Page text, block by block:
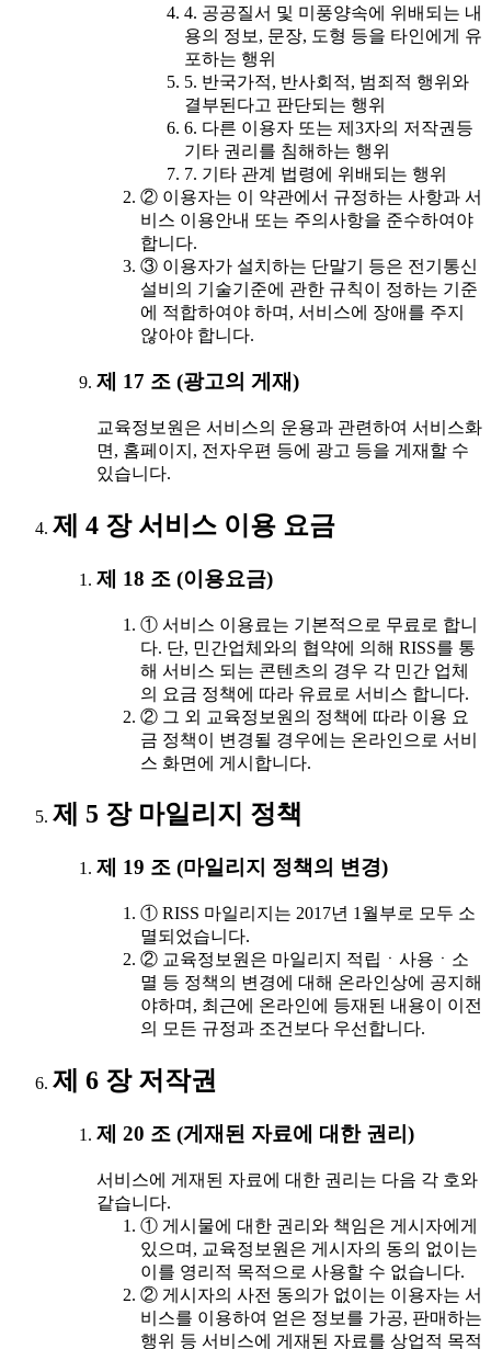
4. 공공질서 및 미풍양속에 위배되는 내
용의 정보, 문장, 도형 등을 타인에게 유
포하는 행위
5. 반국가적, 반사회적, 범죄적 행위와
결부된다고 판단되는 행위
6. 다른 이용자 또는 제3자의 저작권등
기타 권리를 침해하는 행위
7. 기타 관계 법령에 위배되는 행위
② 이용자는 이 약관에서 규정하는 사항과 서
비스 이용안내 또는 주의사항을 준수하여야
합니다.
③ 이용자가 설치하는 단말기 등은 전기통신
설비의 기술기준에 관한 규칙이 정하는 기준
에 적합하여야 하며, 서비스에 장애를 주지
않아야 합니다.
제 17 조 (광고의 게재)
교육정보원은 서비스의 운용과 관련하여 서비스화
면, 홈페이지, 전자우편 등에 광고 등을 게재할 수
있습니다.
제 4 장 서비스 이용 요금
제 18 조 (이용요금)
① 서비스 이용료는 기본적으로 무료로 합니
다. 단, 민간업체와의 협약에 의해 RISS를 통
해 서비스 되는 콘텐츠의 경우 각 민간 업체
의 요금 정책에 따라 유료로 서비스 합니다.
② 그 외 교육정보원의 정책에 따라 이용 요
금 정책이 변경될 경우에는 온라인으로 서비
스 화면에 게시합니다.
제 5 장 마일리지 정책
제 19 조 (마일리지 정책의 변경)
① RISS 마일리지는 2017년 1월부로 모두 소
멸되었습니다.
② 교육정보원은 마일리지 적립ㆍ사용ㆍ소
멸 등 정책의 변경에 대해 온라인상에 공지해
야하며, 최근에 온라인에 등재된 내용이 이전
의 모든 규정과 조건보다 우선합니다.
제 6 장 저작권
제 20 조 (게재된 자료에 대한 권리)
서비스에 게재된 자료에 대한 권리는 다음 각 호와
같습니다.
① 게시물에 대한 권리와 책임은 게시자에게
있으며, 교육정보원은 게시자의 동의 없이는
이를 영리적 목적으로 사용할 수 없습니다.
② 게시자의 사전 동의가 없이는 이용자는 서
비스를 이용하여 얻은 정보를 가공, 판매하는
행위 등 서비스에 게재된 자료를 상업적 목적